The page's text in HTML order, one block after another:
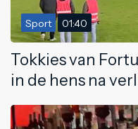
Sport 01:40
Tokkies van
in de hens na